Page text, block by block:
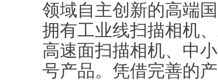
领域自主创新的高端
拥有工业线扫描相机
高速面扫描相机、中
号产品。凭借完善的